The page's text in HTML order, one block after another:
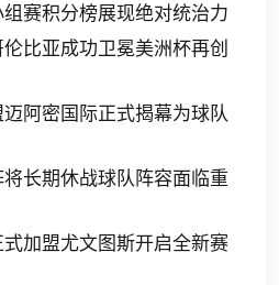
赛积分榜展现绝对统治力
比亚成功卫冕美洲杯再创
阿密国际正式揭幕为球队
长期休战球队阵容面临重
加盟尤文图斯开启全新赛